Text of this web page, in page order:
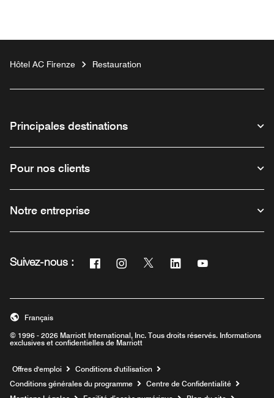
Hôtel AC Firenze Restauration
Principales destinations
Pour nos clients
Notre entreprise
Suivez-nous : Facebook
Ouvre une nouvelle fenêtre
Instagram
Ouvre une nouvelle fenêtre
Twitter
Ouvre une nouvelle fenêtre
Linkedin
Ouvre une nouvelle
Ouvre une
© 1996 - 2026 Marriott International, Inc. Tous droits réservés. Informations
exclusives et confidentielles de Marriott
Français
Offres d'emploi Ouvre une nouvelle fenêtre
Conditions d'utilisation
Conditions générales du programme
Centre de Confidentialité